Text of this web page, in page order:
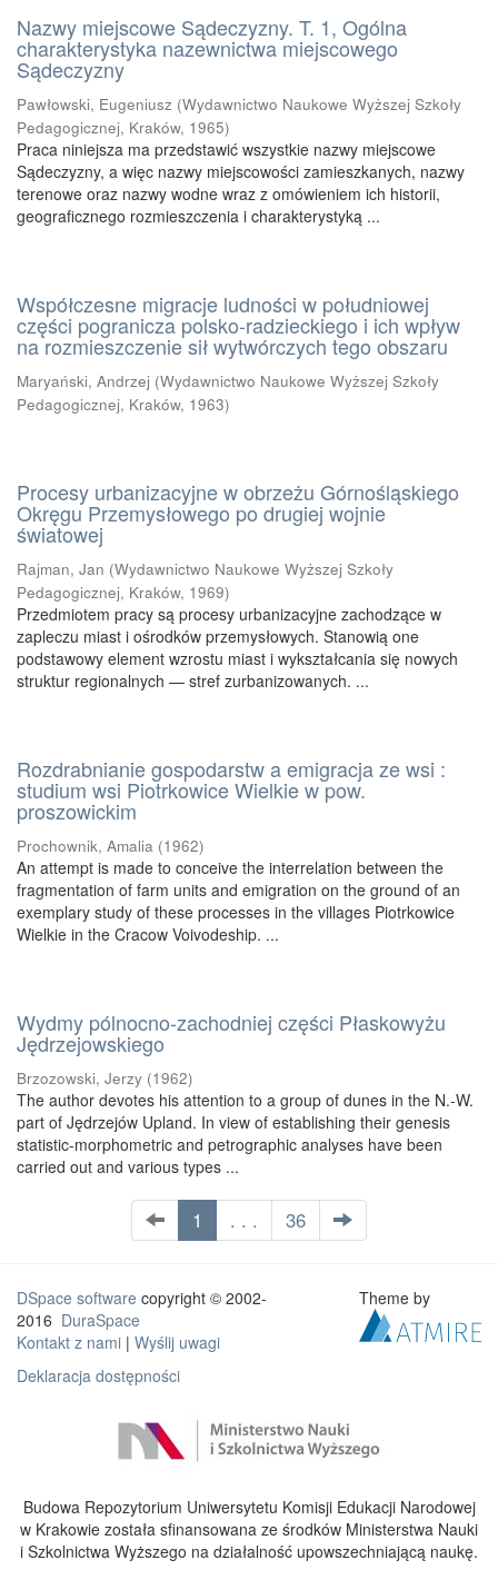
Nazwy miejscowe Sądeczyzny. T. 1, Ogólna
charakterystyka nazewnictwa miejscowego
Sądeczyzny
Pawłowski, Eugeniusz (Wydawnictwo Naukowe Wyższej Szkoły
Pedagogicznej, Kraków, 1965)
Praca niniejsza ma przedstawić wszystkie nazwy miejscowe
Sądeczyzny, a więc nazwy miejscowości zamieszkanych, nazwy
terenowe oraz nazwy wodne wraz z omówieniem ich historii,
geograficznego rozmieszczenia i charakterystyką ...
Współczesne migracje ludności w południowej
części pogranicza polsko-radzieckiego i ich wpływ
na rozmieszczenie sił wytwórczych tego obszaru
Maryański, Andrzej (Wydawnictwo Naukowe Wyższej Szkoły
Pedagogicznej, Kraków, 1963)
Procesy urbanizacyjne w obrzeżu Górnośląskiego
Okręgu Przemysłowego po drugiej wojnie
światowej
Rajman, Jan (Wydawnictwo Naukowe Wyższej Szkoły
Pedagogicznej, Kraków, 1969)
Przedmiotem pracy są procesy urbanizacyjne zachodzące w
zapleczu miast i ośrodków przemysłowych. Stanowią one
podstawowy element wzrostu miast i wykształcania się nowych
struktur regionalnych — stref zurbanizowanych. ...
Rozdrabnianie gospodarstw a emigracja ze wsi :
studium wsi Piotrkowice Wielkie w pow.
proszowickim
Prochownik, Amalia (1962)
An attempt is made to conceive the interrelation between the
fragmentation of farm units and emigration on the ground of an
exemplary study of these processes in the villages Piotrkowice
Wielkie in the Cracow Voivodeship. ...
Wydmy pólnocno-zachodniej części Płaskowyżu
Jędrzejowskiego
Brzozowski, Jerzy (1962)
The author devotes his attention to a group of dunes in the N.-W.
part of Jędrzejów Upland. In view of establishing their genesis
statistic-morphometric and petrographic analyses have been
carried out and various types ...
1 . . . 36
DSpace software copyright © 2002-
2016 DuraSpace
Kontakt z nami | Wyślij uwagi
Deklaracja dostępności
Theme by
Budowa Repozytorium Uniwersytetu Komisji Edukacji Narodowej
w Krakowie została sfinansowana ze środków Ministerstwa Nauki
i Szkolnictwa Wyższego na działalność upowszechniającą naukę.